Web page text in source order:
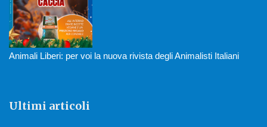
Animali Liberi: per voi la nuova rivista degli Animalisti Italiani
Ultimi articoli